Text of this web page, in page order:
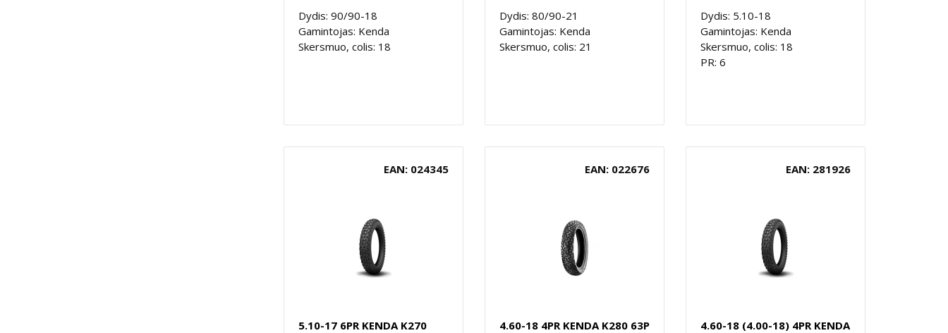
Dydis: 90/90-18
Gamintojas: Kenda
Skersmuo, colis: 18
Dydis: 80/90-21
Gamintojas: Kenda
Skersmuo, colis: 21
Dydis: 5.10-18
Gamintojas: Kenda
Skersmuo, colis: 18
PR: 6
EAN: 024345
5.10-17 6PR KENDA K270
EAN: 022676
4.60-18 4PR KENDA K280 63P
EAN: 281926
4.60-18 (4.00-18) 4PR KENDA